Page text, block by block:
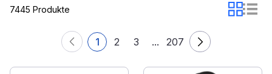
7445 Produkte
1 2 3 ... 207